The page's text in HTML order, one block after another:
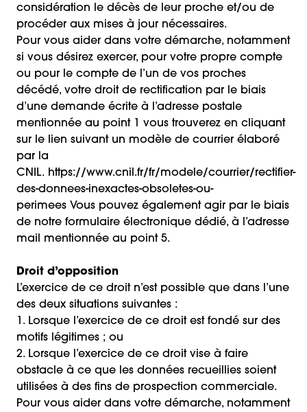
considération le décès de leur proche et/ou de
procéder aux mises à jour nécessaires.
Pour vous aider dans votre démarche, notamment
si vous désirez exercer, pour votre propre compte
ou pour le compte de l’un de vos proches
décédé, votre droit de rectification par le biais
d’une demande écrite à l’adresse postale
mentionnée au point 1 vous trouverez en cliquant
sur le lien suivant un modèle de courrier élaboré
par la
CNIL. https://www.cnil.fr/fr/modele/courrier/rectifier-
des-donnees-inexactes-obsoletes-ou-
perimees Vous pouvez également agir par le biais
de notre formulaire électronique dédié, à l’adresse
mail mentionnée au point 5.
Droit d’opposition
L’exercice de ce droit n’est possible que dans l’une
des deux situations suivantes :
1. Lorsque l’exercice de ce droit est fondé sur des
motifs légitimes ; ou
2. Lorsque l’exercice de ce droit vise à faire
obstacle à ce que les données recueillies soient
utilisées à des fins de prospection commerciale.
Pour vous aider dans votre démarche, notamment